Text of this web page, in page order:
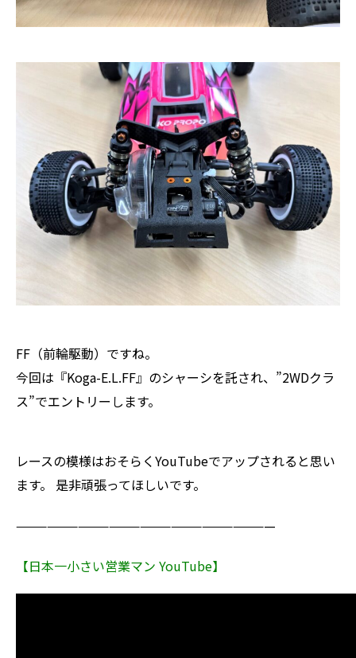
FF（前輪駆動）ですね。
今回は『Koga-E.L.FF』のシャーシを託され、”2WDクラ
ス”でエントリーします。
レースの模様はおそらくYouTubeでアップされると思い
ます。 是非頑張ってほしいです。
—————————————————————————
【日本一小さい営業マン YouTube】